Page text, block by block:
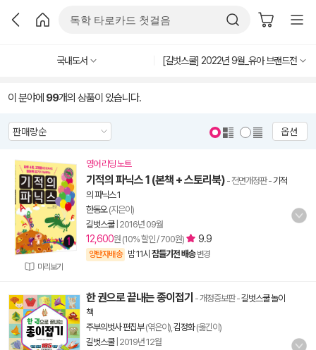
국내도서 [길벗스쿨] 2022년 9월_유아 브랜드전
이 분야에 99개의 상품이 있습니다.
옵션
미리보기
영어 리딩 노트
기적의 파닉스 1 (본책 + 스토리북) - 전면개정판-기적
의 파닉스 1
한동오(지은이)
길벗스쿨| 2016년 09월
12,600원 (10% 할인 / 700원) 9.9
양탄자배송 밤 11시 잠들기전 배송 변경
한 권으로 끝내는 종이접기 - 개정증보판-길벗스쿨 놀이
책
주부의벗사 편집부(엮은이), 김정화(옮긴이)
길벗스쿨| 2019년 12월